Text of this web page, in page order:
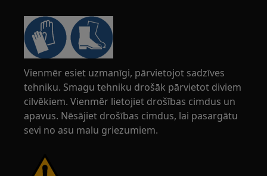
Vienmēr esiet uzmanīgi, pārvietojot sadzīves
tehniku. Smagu tehniku drošāk pārvietot diviem
cilvēkiem. Vienmēr lietojiet drošības cimdus un
apavus. Nēsājiet drošības cimdus, lai pasargātu
sevi no asu malu griezumiem.